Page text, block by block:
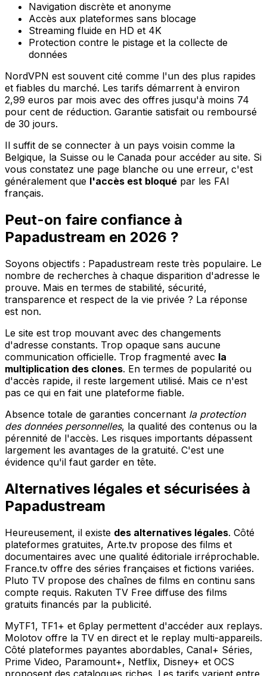
Navigation discrète et anonyme
Accès aux plateformes sans blocage
Streaming fluide en HD et 4K
Protection contre le pistage et la collecte de
données
NordVPN est souvent cité comme l'un des plus rapides
et fiables du marché. Les tarifs démarrent à environ
2,99 euros par mois avec des offres jusqu'à moins 74
pour cent de réduction. Garantie satisfait ou remboursé
de 30 jours.
Il suffit de se connecter à un pays voisin comme la
Belgique, la Suisse ou le Canada pour accéder au site. Si
vous constatez une page blanche ou une erreur, c'est
généralement que l'accès est bloqué par les FAI
français.
Peut-on faire confiance à
Papadustream en 2026 ?
Soyons objectifs : Papadustream reste très populaire. Le
nombre de recherches à chaque disparition d'adresse le
prouve. Mais en termes de stabilité, sécurité,
transparence et respect de la vie privée ? La réponse
est non.
Le site est trop mouvant avec des changements
d'adresse constants. Trop opaque sans aucune
communication officielle. Trop fragmenté avec la
multiplication des clones. En termes de popularité ou
d'accès rapide, il reste largement utilisé. Mais ce n'est
pas ce qui en fait une plateforme fiable.
Absence totale de garanties concernant la protection
des données personnelles, la qualité des contenus ou la
pérennité de l'accès. Les risques importants dépassent
largement les avantages de la gratuité. C'est une
évidence qu'il faut garder en tête.
Alternatives légales et sécurisées à
Papadustream
Heureusement, il existe des alternatives légales. Côté
plateformes gratuites, Arte.tv propose des films et
documentaires avec une qualité éditoriale irréprochable.
France.tv offre des séries françaises et fictions variées.
Pluto TV propose des chaînes de films en continu sans
compte requis. Rakuten TV Free diffuse des films
gratuits financés par la publicité.
MyTF1, TF1+ et 6play permettent d'accéder aux replays.
Molotov offre la TV en direct et le replay multi-appareils.
Côté plateformes payantes abordables, Canal+ Séries,
Prime Video, Paramount+, Netflix, Disney+ et OCS
proposent des catalogues riches. Les tarifs varient entre